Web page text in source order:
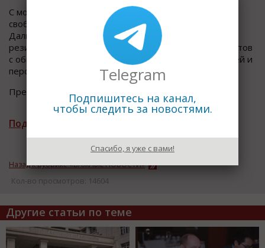
С момента реализации федерального закона о
свободном порте Владивосток Корпорация развития
Дальнего Востока подписала 350 соглашений с
резидентами на реализацию инвестиционных проектов
с общим объемом инвестиций более 351 млрд рублей и
перспективой создать более 33 тысяч рабочих мест.
Пресс-служба Минвостокразвития
Подписаться на рассылку новостей
Назад к рубрике «ВАЖНЫЕ НОВОСТИ»
Кол-во просмотров: 14604
Другие статьи по теме
Telegram
Подпишитесь на канал,
чтобы следить за новостями.
Спасибо, я уже с вами!